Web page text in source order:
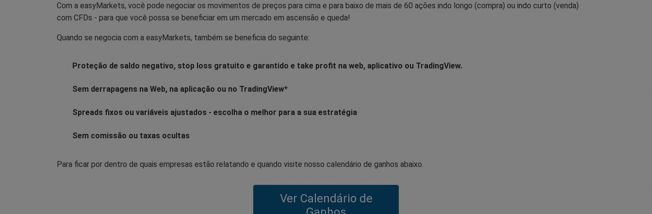
Com a easyMarkets, você pode negociar os movimentos de preços para cima e para baixo de mais de 60 ações indo longo (compra) ou indo curto (venda)
com CFDs - para que você possa se beneficiar em um mercado em ascensão e queda!
Quando se negocia com a easyMarkets, também se beneficia do seguinte:
Proteção de saldo negativo, stop loss gratuito e garantido e take profit na web, aplicativo ou TradingView.
Sem derrapagens na Web, na aplicação ou no TradingView*
Spreads fixos ou variáveis ajustados - escolha o melhor para a sua estratégia
Sem comissão ou taxas ocultas
Para ficar por dentro de quais empresas estão relatando e quando visite nosso calendário de ganhos abaixo.
Ver Calendário de